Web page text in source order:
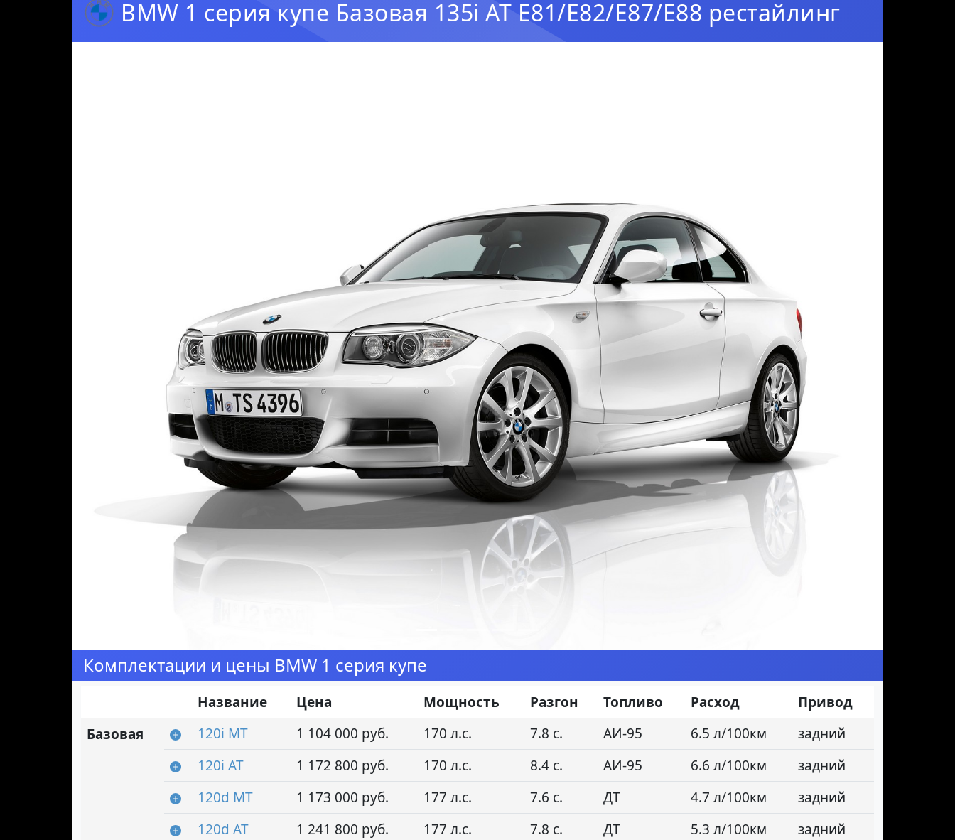
BMW 1 серия купе Базовая 135i AT E81/E82/E87/E88 рестайлинг
Предыдущая
Комплектации и цены BMW 1 серия купе
Название Цена Мощность Разгон Топливо Расход
Привод
Базовая
120i MT 1 104 000 руб. 170 л.с. 7.8 с. АИ-95 6.5 л/100км
задний
120i AT
1 172 800 руб. 170 л.с. 8.4 с. АИ-95 6.6 л/100км
задний
120d MT
1 173 000 руб. 177 л.с. 7.6 с. ДТ 4.7 л/100км
задний
120d AT
1 241 800 руб. 177 л.с. 7.8 с. ДТ 5.3 л/100км
задний